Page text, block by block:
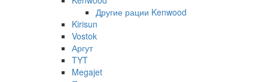
Другие рации Kenwood
Kirisun
Vostok
Аргут
TYT
Megajet